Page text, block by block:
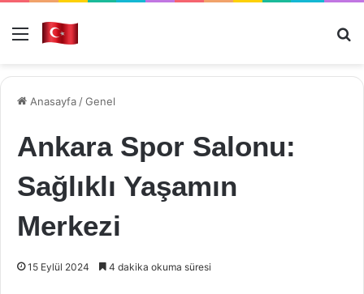
Menü
Anasayfa /Genel
Ankara Spor Salonu:
Sağlıklı Yaşamın
Merkezi
15 Eylül 2024 4 dakika okuma süresi